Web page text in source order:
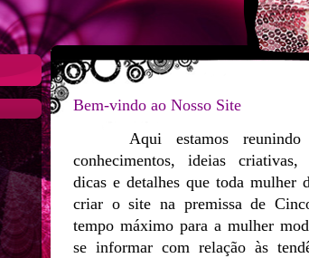
Bem-vindo ao Nosso Site
Aqui estamos reunindo
conhecimentos, ideias criativas,
dicas e detalhes que toda mulher
criar o site na premissa de
tempo máximo para a mulher
se informar com relação às